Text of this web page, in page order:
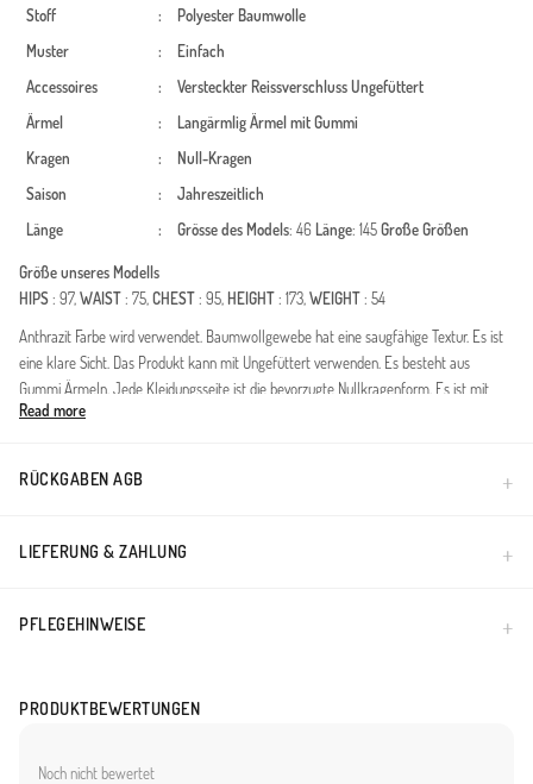
Stoff
: Polyester Baumwolle
Muster
:
Einfach
Accessoires
: Versteckter ReissverschlussUngefüttert
Ärmel
: LangärmligÄrmel mit Gummi
Kragen
:
Null-Kragen
Saison
:
Jahreszeitlich
Länge
: Grösse des Models: 46 Länge: 145Große Größen
Größe unseres Modells
HIPS: 97,WAIST: 75,CHEST: 95, HEIGHT: 173,WEIGHT: 54
Anthrazit Farbe wird verwendet. Baumwollgewebe hat eine saugfähige Textur. Es ist
eine klare Sicht. Das Produkt kann mit Ungefüttert verwenden. Es besteht aus
Gummi Ärmeln. Jede Kleidungsseite ist die bevorzugte Nullkragenform. Es ist mit
Stoff gestaltet, der zu jeder Jahreszeit bevorzugt werden kann. Große Größen Option
Made in Türkiye
Read more
RÜCKGABEN AGB
LIEFERUNG & ZAHLUNG
PFLEGEHINWEISE
PRODUKTBEWERTUNGEN
Noch nicht bewertet